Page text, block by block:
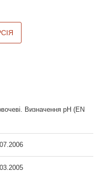
Визначення рН (EN